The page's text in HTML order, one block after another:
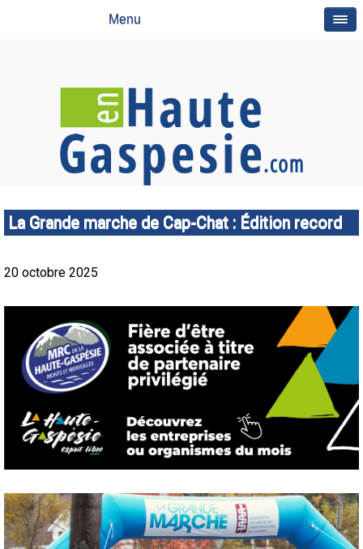
Menu
La Grande marche de Cap-Chat : Édition record
20 octobre 2025